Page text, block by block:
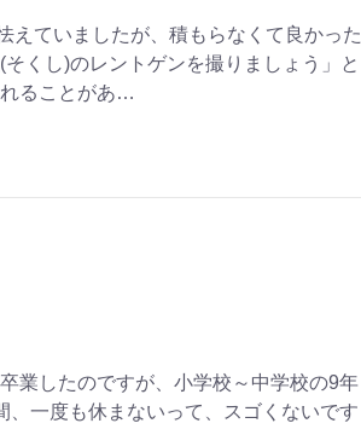
えていましたが、積もらなくて良かった
くし)のレントゲンを撮りましょう」と
ることがあ…
業したのですが、小学校～中学校の9年
一度も休まないって、スゴくないです